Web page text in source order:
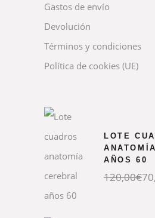
Gastos de envío
Devolución
Términos y condiciones
Política de cookies (UE)
LOTE
AÑOS 60
120,00€
El
precio
El
precio